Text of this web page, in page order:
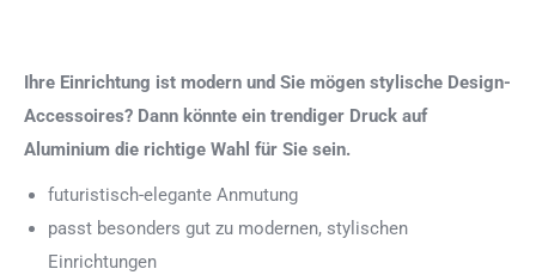
Ihre Einrichtung ist modern und Sie mögen stylische Design-
Accessoires? Dann könnte ein trendiger Druck auf
Aluminium die richtige Wahl für Sie sein.
futuristisch-elegante Anmutung
passt besonders gut zu modernen, stylischen
Einrichtungen